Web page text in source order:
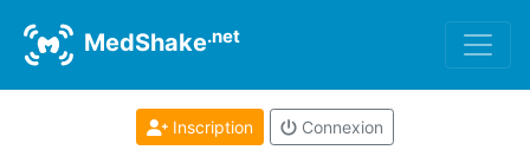
MedShake.net
Inscription Connexion